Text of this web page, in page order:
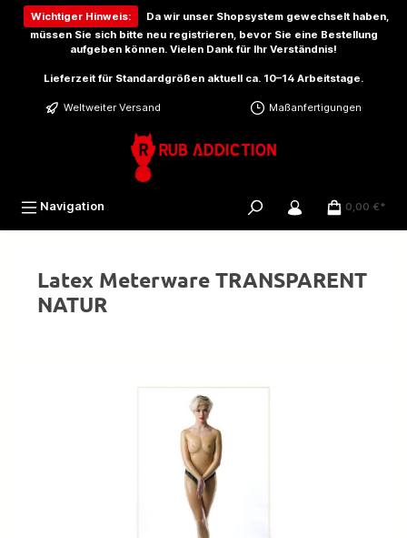
springen
Wichtiger Hinweis:
Da wir unser Shopsystem gewechselt haben,
müssen Sie sich bitte neu registrieren, bevor Sie eine Bestellung
aufgeben können. Vielen Dank für Ihr Verständnis!
Lieferzeit für Standardgrößen aktuell ca. 10–14 Arbeitstage.
Weltweiter Versand Maßanfertigungen
Navigation 0,00 €*
Latex Meterware TRANSPARENT
NATUR